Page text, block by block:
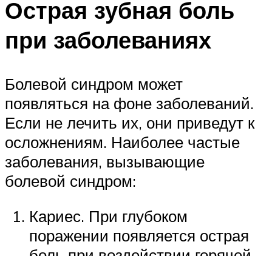
Острая зубная боль
при заболеваниях
Болевой синдром может
появляться на фоне заболеваний.
Если не лечить их, они приведут к
осложнениям. Наиболее частые
заболевания, вызывающие
болевой синдром:
Кариес. При глубоком
поражении появляется острая